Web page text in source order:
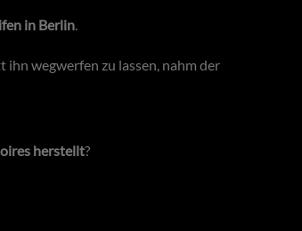
in Berlin
wegwerfen zu lassen, nahm der
herstellt?